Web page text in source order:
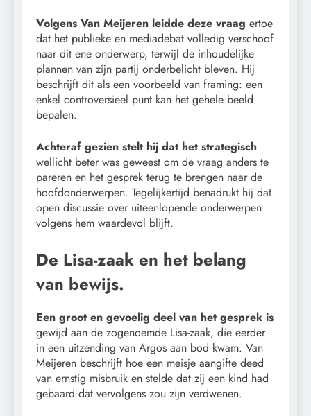
Volgens Van Meijeren leidde deze vraag ertoe
dat het publieke en mediadebat volledig verschoof
naar dit ene onderwerp, terwijl de inhoudelijke
plannen van zijn partij onderbelicht bleven. Hij
beschrijft dit als een voorbeeld van framing: een
enkel controversieel punt kan het gehele beeld
bepalen.
Achteraf gezien stelt hij dat het strategisch
wellicht beter was geweest om de vraag anders te
pareren en het gesprek terug te brengen naar de
hoofdonderwerpen. Tegelijkertijd benadrukt hij dat
open discussie over uiteenlopende onderwerpen
volgens hem waardevol blijft.
De Lisa-zaak en het belang
van bewijs.
Een groot en gevoelig deel van het gesprek is
gewijd aan de zogenoemde Lisa-zaak, die eerder
in een uitzending van Argos aan bod kwam. Van
Meijeren beschrijft hoe een meisje aangifte deed
van ernstig misbruik en stelde dat zij een kind had
gebaard dat vervolgens zou zijn verdwenen.